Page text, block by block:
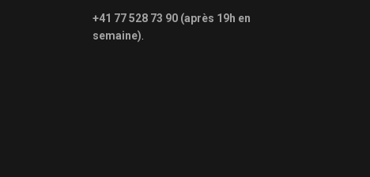
+41 77 528 73 90 (après 19h en
semaine)